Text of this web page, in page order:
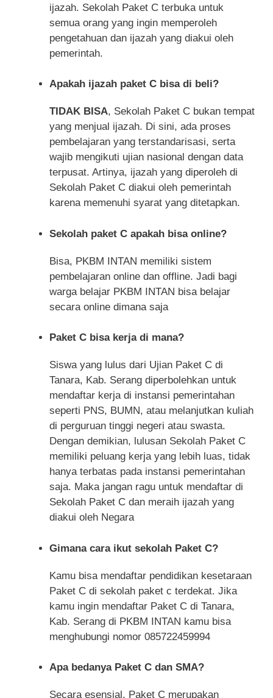
ijazah. Sekolah Paket C terbuka untuk
semua orang yang ingin memperoleh
pengetahuan dan ijazah yang diakui oleh
pemerintah.
Apakah ijazah paket C bisa di beli?
TIDAK BISA, Sekolah Paket C bukan tempat
yang menjual ijazah. Di sini, ada proses
pembelajaran yang terstandarisasi, serta
wajib mengikuti ujian nasional dengan data
terpusat. Artinya, ijazah yang diperoleh di
Sekolah Paket C diakui oleh pemerintah
karena memenuhi syarat yang ditetapkan.
Sekolah paket C apakah bisa online?
Bisa, PKBM INTAN memiliki sistem
pembelajaran online dan offline. Jadi bagi
warga belajar PKBM INTAN bisa belajar
secara online dimana saja
Paket C bisa kerja di mana?
Siswa yang lulus dari Ujian Paket C di
Tanara, Kab. Serang diperbolehkan untuk
mendaftar kerja di instansi pemerintahan
seperti PNS, BUMN, atau melanjutkan kuliah
di perguruan tinggi negeri atau swasta.
Dengan demikian, lulusan Sekolah Paket C
memiliki peluang kerja yang lebih luas, tidak
hanya terbatas pada instansi pemerintahan
saja. Maka jangan ragu untuk mendaftar di
Sekolah Paket C dan meraih ijazah yang
diakui oleh Negara
Gimana cara ikut sekolah Paket C?
Kamu bisa mendaftar pendidikan kesetaraan
Paket C di sekolah paket c terdekat. Jika
kamu ingin mendaftar Paket C di Tanara,
Kab. Serang di PKBM INTAN kamu bisa
menghubungi nomor 085722459994
Apa bedanya Paket C dan SMA?
Secara esensial, Paket C merupakan